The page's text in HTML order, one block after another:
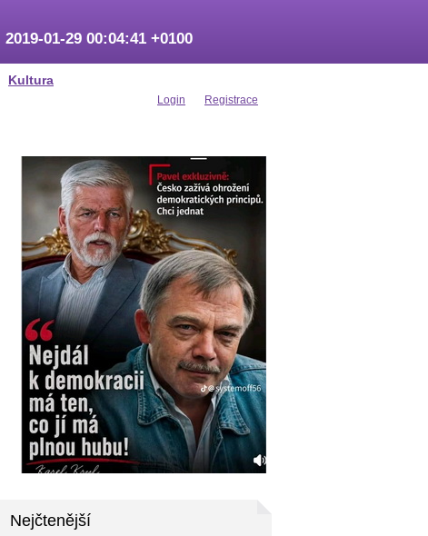
Kultura
2019-01-29 00:04:41 +0100
Login Registrace
Nejčtenější